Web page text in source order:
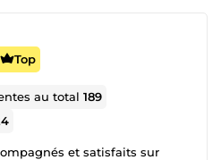
Top
au total189
et satisfaits sur